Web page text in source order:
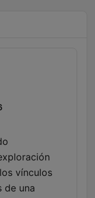
vínculos
de una